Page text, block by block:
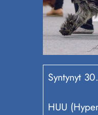
Syntynyt
HUU